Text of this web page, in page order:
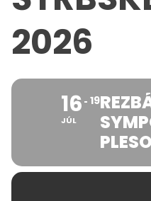
2026
16
JÚL
19